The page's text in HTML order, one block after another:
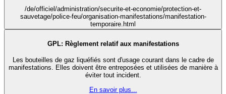
/de/officiel/administration/securite-et-economie/protection-et-
sauvetage/police-feu/organisation-manifestations/manifestation-
temporaire.html
GPL: Règlement relatif aux manifestations
Les bouteilles de gaz liquéfiés sont d'usage courant dans le cadre de
manifestations. Elles doivent être entreposées et utilisées de manière à
éviter tout incident.
En savoir plus...